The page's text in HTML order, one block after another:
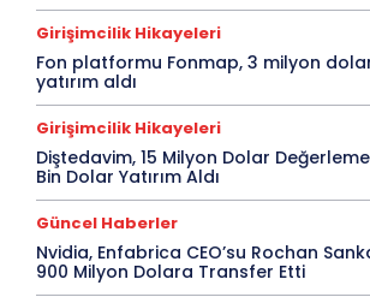
Girişimcilik Hikayeleri
Fon platformu Fonmap, 3 milyon
yatırım aldı
Girişimcilik Hikayeleri
Diştedavim, 15 Milyon Dolar
Bin Dolar Yatırım Aldı
Güncel Haberler
Nvidia, Enfabrica CEO’su Rochan
900 Milyon Dolara Transfer Etti